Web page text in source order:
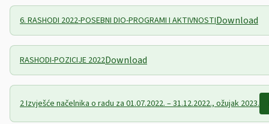
6. RASHODI 2022-POSEBNI DIO-PROGRAMI I AKTIVNOSTIDownload
RASHODI-POZICIJE 2022Download
2 Izvješće načelnika o radu za 01.07.2022. – 31.12.2022., ožujak 2023.